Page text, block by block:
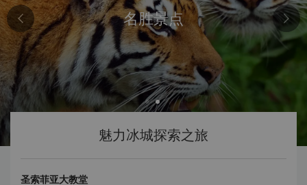
名胜景点
魅力冰城探索之旅
圣索菲亚大教堂